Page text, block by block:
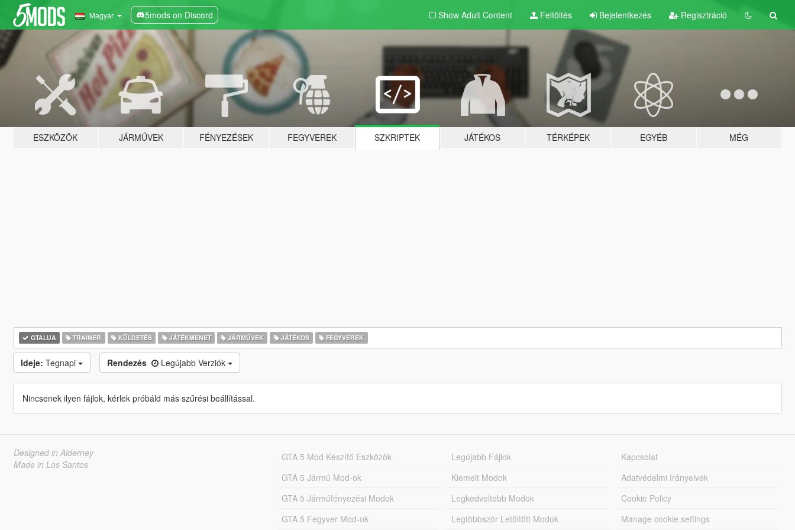
Magyar 5mods on Discord Show Adult Content Feltöltés Bejelentkezés Regisztráció
ESZKÖZÖK JÁRMŰVEK FÉNYEZÉSEK FEGYVEREK SZKRIPTEK JÁTÉKOS TÉRKÉPEK EGYÉB MÉG
GTALUA TRAINER KÜLDETÉS JÁTÉKMENET JÁRMŰVEK JÁTÉKOS FEGYVEREK
Ideje: Tegnapi Rendezés Legújabb Verziók
Nincsenek ilyen fájlok, kérlek próbáld más szűrési beállítással.
Designed in Alderney
Made in Los Santos
GTA 5 Mod Készítő Eszközök
GTA 5 Jármű Mod-ok
GTA 5 Járműfényezési Modok
GTA 5 Fegyver Mod-ok
Legújabb Fájlok
Kiemelt Modok
Legkedveltebb Modok
Legtöbbször Letöltött Modok
Kapcsolat
Adatvédelmi Irányelvek
Cookie Policy
Manage cookie settings